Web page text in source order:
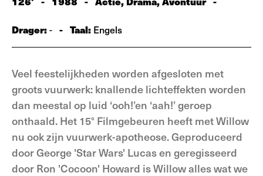
Drager:- - Taal: Engels
Veel feestelijkheden worden afgesloten met
groots vuurwerk: knallende lichteffekten worden
dan meestal op luid ‘ooh!’en ‘aah!’ geroep
onthaald. Het 15° Filmgebeuren heeft met Willow
nu ook zijn vuurwerk-apotheose. Geproduceerd
door George 'Star Wars' Lucas en geregisseerd
door Ron 'Cocoon' Howard is Willow alles wat we